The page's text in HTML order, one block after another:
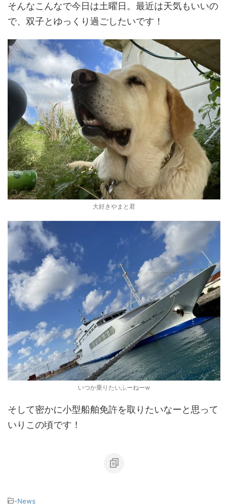
そんなこんなで今日は土曜日。最近は天気もいいの
で、双子とゆっくり過ごしたいです！
大好きやまと君
いつか乗りたいふーねーw
そして密かに小型船舶免許を取りたいなーと思って
いりこの頃です！
-News